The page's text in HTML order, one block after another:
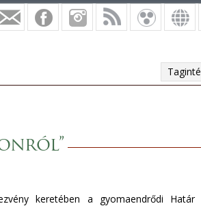
keretében a gyomaendrődi Határ